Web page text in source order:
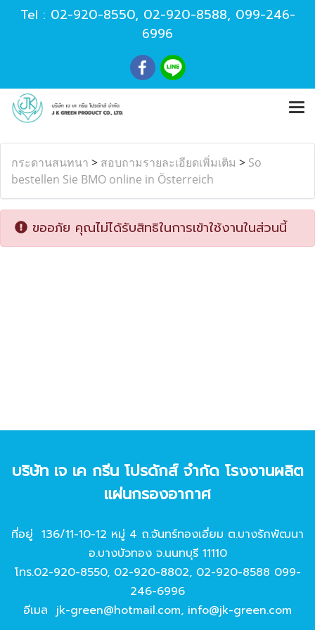
Tel : 02-920-8550, 02-920-8588, 099-246-
6996
กระดานสนทนา > สอบถามรายละเอียดเพิ่มเติม > So
bestellen Sie BMO online in Österreich
ขออภัย คุณไม่ได้รับสิทธิในการเข้าใช้งานในส่วนนี้
บริษัท เจ เค กรีน โปรดักส์ จํากัด โรงงานผลิต
แผ่นกรองอากาศ
ที่อยู่ 136/11-10-12 หมู่ 4 ถ.จันทร์ทองเอี่ยม ต.บางรักพัฒนา
อ.บางบัวทอง จ.นนทบุรี 11110
โทร.02-920-8550, 02-920-8802, 02-920-8588 099-
246-6996
อีเมล jk-green@hotmail.com, info@jk-green.com